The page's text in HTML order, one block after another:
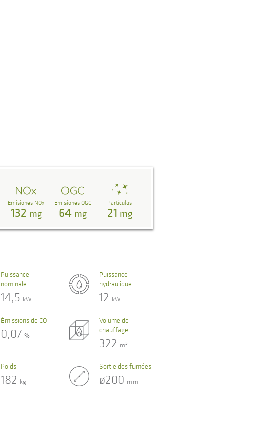
Emisiones NOx
132 mg
Emisiones OGC
64 mg
Partículas
21 mg
Puissance
nominale
14,5 kW
Puissance
hydraulique
12 kW
Émissions de CO
0,07 %
Volume de
chauffage
322 m3
Poids
182 kg
Sortie des fumées
ø200 mm